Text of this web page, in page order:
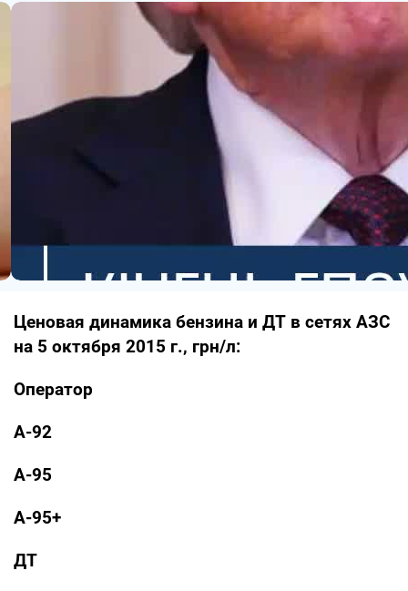
Ценовая динамика бензина и ДТ в сетях АЗС
на 5 октября 2015 г., грн/л:
Оператор
А-92
А-95
А-95+
ДТ